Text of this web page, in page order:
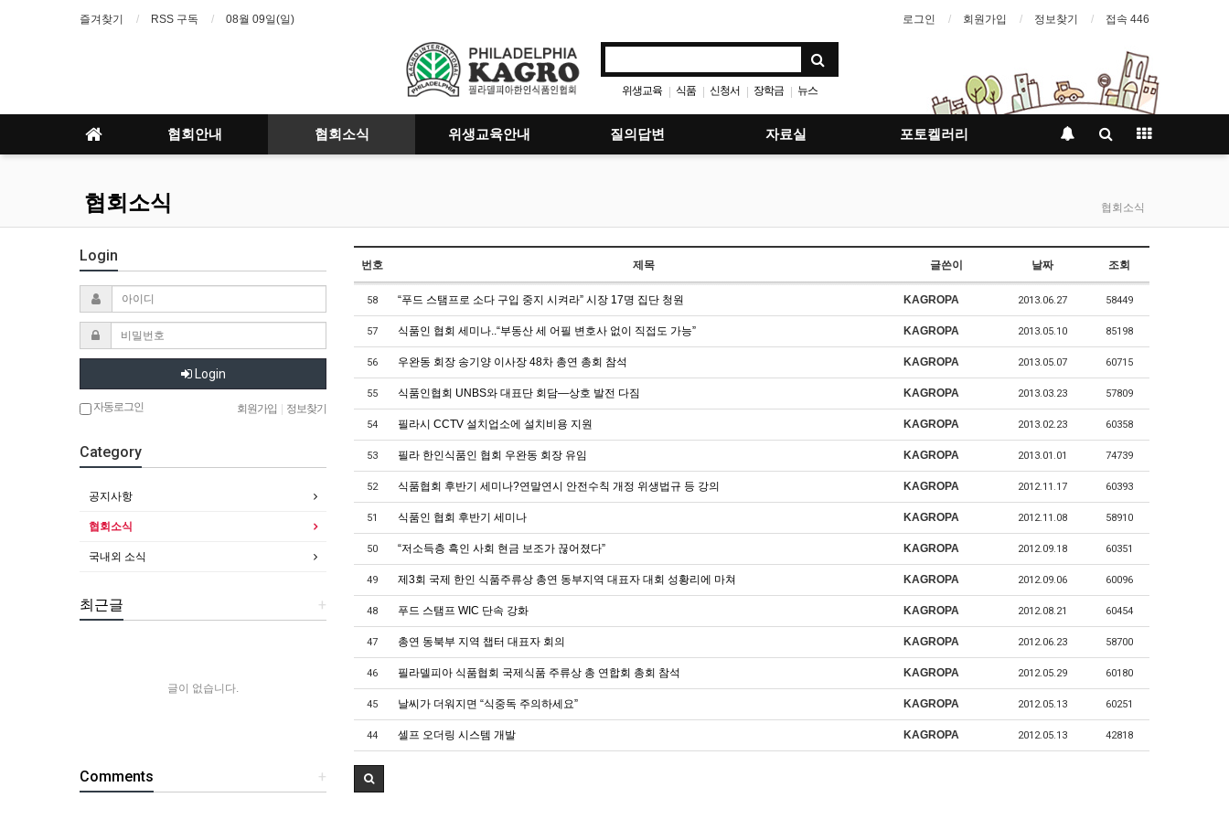
즐겨찾기 RSS 구독 08월 09일(일) 로그인 회원가입 정보찾기 접속 446
위생교육 | 식품 | 신청서 | 장학금 | 뉴스
협회안내 협회소식 위생교육안내 질의답변 자료실 포토켈러리
협회소식 협회소식
번호 제목 글쓴이 날짜 조회
58 “푸드 스탬프로 소다 구입 중지 시켜라” 시장 17명 집단 청원 KAGROPA 2013.06.27 58449
57 식품인 협회 세미나..“부동산 세 어필 변호사 없이 직접도 가능” KAGROPA 2013.05.10 85198
56 우완동 회장 송기양 이사장 48차 총연 총회 참석 KAGROPA 2013.05.07 60715
55 식품인협회 UNBS와 대표단 회담—상호 발전 다짐 KAGROPA 2013.03.23 57809
54 필라시 CCTV 설치업소에 설치비용 지원 KAGROPA 2013.02.23 60358
53 필라 한인식품인 협회 우완동 회장 유임 KAGROPA 2013.01.01 74739
52 식품협회 후반기 세미나?연말연시 안전수칙 개정 위생법규 등 강의 KAGROPA 2012.11.17 60393
51 식품인 협회 후반기 세미나 KAGROPA 2012.11.08 58910
50 “저소득층 흑인 사회 현금 보조가 끊어졌다” KAGROPA 2012.09.18 60351
49 제3회 국제 한인 식품주류상 총연 동부지역 대표자 대회 성황리에 마쳐 KAGROPA 2012.09.06 60096
48 푸드 스탬프 WIC 단속 강화 KAGROPA 2012.08.21 60454
47 총연 동북부 지역 챕터 대표자 회의 KAGROPA 2012.06.23 58700
46 필라델피아 식품협회 국제식품 주류상 총 연합회 총회 참석 KAGROPA 2012.05.29 60180
45 날씨가 더워지면 “식중독 주의하세요” KAGROPA 2012.05.13 60251
44 셀프 오더링 시스템 개발 KAGROPA 2012.05.13 42818
Login
Login
자동로그인 회원가입 정보찾기
Category
공지사항
협회소식
국내외 소식
+
최근글
글이 없습니다.
+
Comments